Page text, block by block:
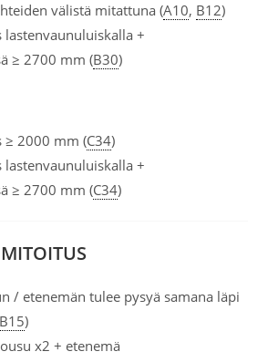
välistä mitattuna (A10, B12)
lastenvaunuluiskalla +
≥ 2700 mm (B30)
≥ 2000 mm (C34)
lastenvaunuluiskalla +
≥ 2700 mm (C34)
/ etenemän tulee pysyä samana läpi
B15)
x2 + etenemä